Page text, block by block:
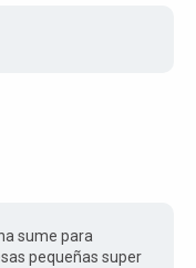
sume para
pequeñas super